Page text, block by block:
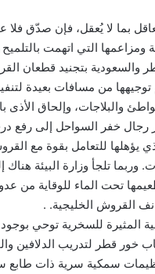
بما لا يُعقل، فإن صدّق فلا
ومزاعمها التي اتهمت بالتلميح
والسعودية بتجنيد قطعان
توجيهها من مسافات بعيدة
والبلاجات، وإلحاق الأذى
رجال خفر السواحل إلى رفع
يؤهلها للتعامل بقوة مع
وربما تلجأ وزارة البيئة
تحت الماء للوقاية من
القروش الخليجية. .
المثيرة للسخرية توحي
خور قطر لتدريب الدلافين
سمكية سرية ذات